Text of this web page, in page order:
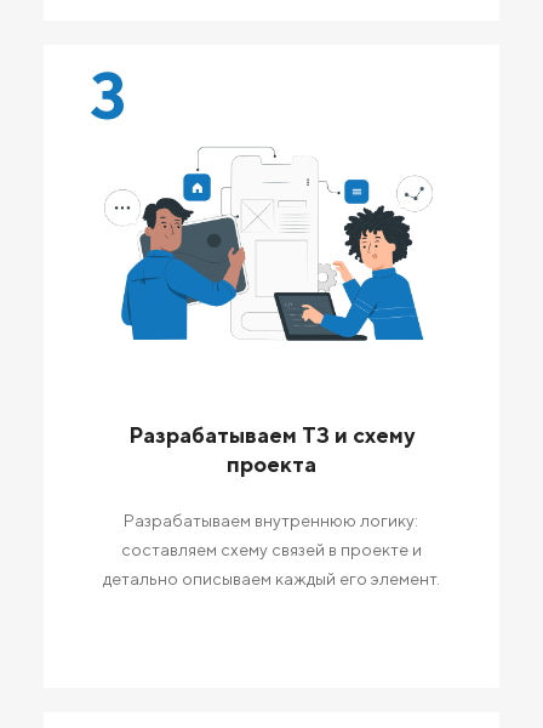
3
Разрабатываем ТЗ и схему
проекта
Разрабатываем внутреннюю логику:
составляем схему связей в проекте и
детально описываем каждый его элемент.